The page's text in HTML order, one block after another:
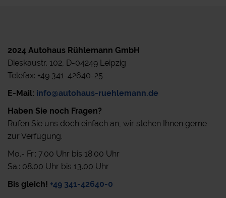
2024 Autohaus Rühlemann GmbH
Dieskaustr. 102, D-04249 Leipzig
Telefax: +49 341-42640-25
E-Mail: info@autohaus-ruehlemann.de
Haben Sie noch Fragen?
Rufen Sie uns doch einfach an, wir stehen Ihnen gerne
zur Verfügung.
Mo.- Fr.: 7.00 Uhr bis 18.00 Uhr
Sa.: 08.00 Uhr bis 13.00 Uhr
Bis gleich! +49 341-42640-0